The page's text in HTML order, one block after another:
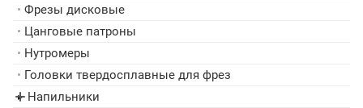
• Фрезы дисковые
• Цанговые патроны
• Нутромеры
• Головки твердосплавные для фрез
▸ Напильники